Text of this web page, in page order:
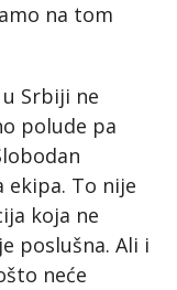
na tom
Srbiji ne
polude pa
ekipa. To nije
koja ne
poslušna. Ali i
neće